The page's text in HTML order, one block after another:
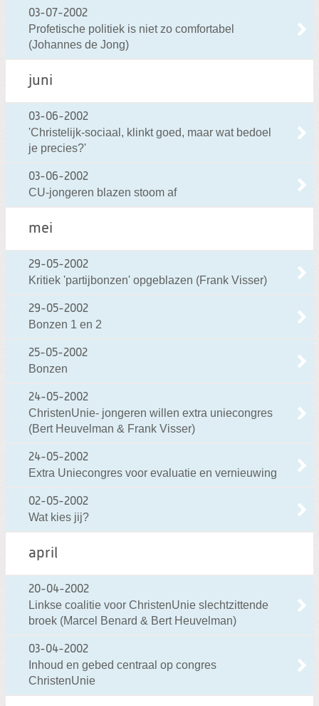
03-07-2002
Profetische politiek is niet zo comfortabel
(Johannes de Jong)
juni
03-06-2002
'Christelijk-sociaal, klinkt goed, maar wat bedoel
je precies?'
03-06-2002
CU-jongeren blazen stoom af
mei
29-05-2002
Kritiek 'partijbonzen' opgeblazen (Frank Visser)
29-05-2002
Bonzen 1 en 2
25-05-2002
Bonzen
24-05-2002
ChristenUnie- jongeren willen extra uniecongres
(Bert Heuvelman & Frank Visser)
24-05-2002
Extra Uniecongres voor evaluatie en vernieuwing
02-05-2002
Wat kies jij?
april
20-04-2002
Linkse coalitie voor ChristenUnie slechtzittende
broek (Marcel Benard & Bert Heuvelman)
03-04-2002
Inhoud en gebed centraal op congres
ChristenUnie